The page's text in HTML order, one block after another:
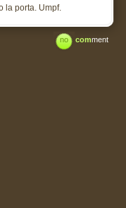
la porta. Umpf.
no comment